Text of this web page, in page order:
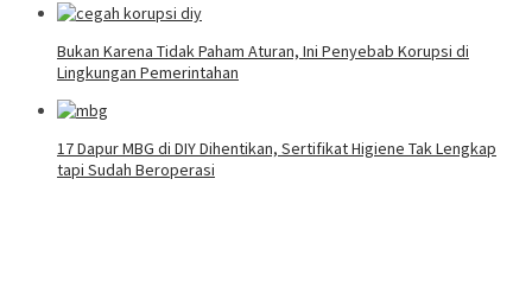
Bukan Karena Tidak Paham Aturan, Ini Penyebab Korupsi di
Lingkungan Pemerintahan
17 Dapur MBG di DIY Dihentikan, Sertifikat Higiene Tak Lengkap
tapi Sudah Beroperasi